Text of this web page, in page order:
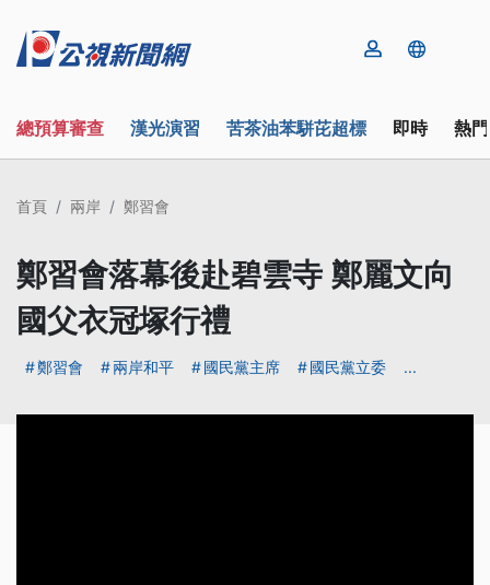
總預算審查 漢光演習 苦茶油苯駢芘超標 即時 熱
首頁 兩岸 鄭習會
鄭習會落幕後赴碧雲寺 鄭麗文向
國父衣冠塚行禮
鄭習會 兩岸和平 國民黨主席 國民黨立委 ...